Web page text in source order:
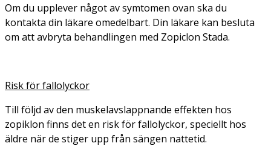
Om du upplever något av symtomen ovan ska du
kontakta din läkare omedelbart. Din läkare kan besluta
om att avbryta behandlingen med Zopiclon Stada.
Risk för fallolyckor
Till följd av den muskelavslappnande effekten hos
zopiklon finns det en risk för fallolyckor, speciellt hos
äldre när de stiger upp från sängen nattetid.